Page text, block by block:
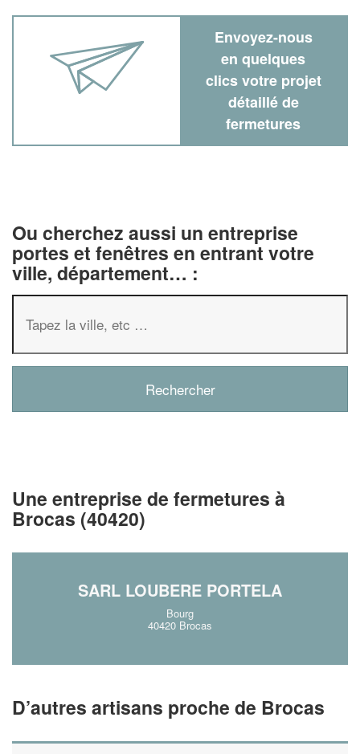
Envoyez-nous
en quelques
clics votre projet
détaillé de
fermetures
Ou cherchez aussi un entreprise
portes et fenêtres en entrant votre
ville, département… :
Une entreprise de fermetures à
Brocas (40420)
SARL LOUBERE PORTELA
Bourg
40420 Brocas
D’autres artisans proche de Brocas
✕